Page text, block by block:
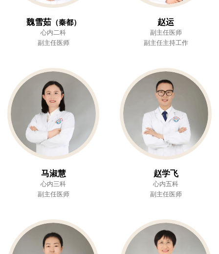
魏雪茹（秦都）
心内二科
副主任医师
赵运
副主任医师
副主任主持工作
马淑慧
心内三科
副主任医师
赵学飞
心内五科
副主任医师